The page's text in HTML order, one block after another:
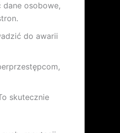
osobowe,
do awarii
skutecznie